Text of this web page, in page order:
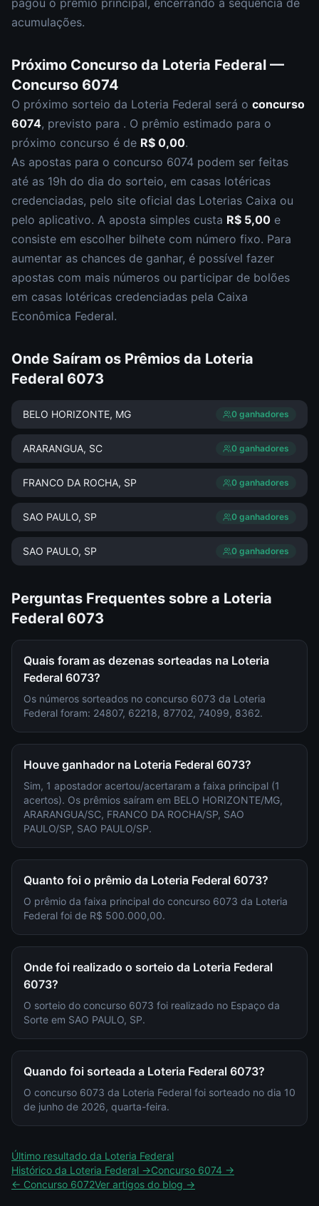
pagou o prêmio principal , encerrando a sequência de
acumulações.
Próximo Concurso da Loteria Federal —
Concurso 6074
O próximo sorteio da Loteria Federal será o concurso
6074, previsto para . O prêmio estimado para o
próximo concurso é de R$ 0,00.
As apostas para o concurso 6074 podem ser feitas
até as 19h do dia do sorteio, em casas lotéricas
credenciadas, pelo site oficial das Loterias Caixa ou
pelo aplicativo. A aposta simples custa R$ 5,00 e
consiste em escolher bilhete com número fixo. Para
aumentar as chances de ganhar, é possível fazer
apostas com mais números ou participar de bolões
em casas lotéricas credenciadas pela Caixa
Econômica Federal.
Onde Saíram os Prêmios da Loteria
Federal 6073
BELO HORIZONTE, MG 0 ganhadores
ARARANGUA, SC 0 ganhadores
FRANCO DA ROCHA, SP 0 ganhadores
SAO PAULO, SP 0 ganhadores
SAO PAULO, SP 0 ganhadores
Perguntas Frequentes sobre a Loteria
Federal 6073
Quais foram as dezenas sorteadas na Loteria
Federal 6073?
Os números sorteados no concurso 6073 da Loteria
Federal foram: 24807, 62218, 87702, 74099, 8362.
Houve ganhador na Loteria Federal 6073?
Sim, 1 apostador acertou/acertaram a faixa principal (1
acertos). Os prêmios saíram em BELO HORIZONTE/MG,
ARARANGUA/SC, FRANCO DA ROCHA/SP, SAO
PAULO/SP, SAO PAULO/SP.
Quanto foi o prêmio da Loteria Federal 6073?
O prêmio da faixa principal do concurso 6073 da Loteria
Federal foi de R$ 500.000,00.
Onde foi realizado o sorteio da Loteria Federal
6073?
O sorteio do concurso 6073 foi realizado no Espaço da
Sorte em SAO PAULO, SP.
Quando foi sorteada a Loteria Federal 6073?
O concurso 6073 da Loteria Federal foi sorteado no dia 10
de junho de 2026, quarta-feira.
Último resultado da Loteria Federal
Histórico da Loteria Federal →Concurso 6074 →
← Concurso 6072Ver artigos do blog →